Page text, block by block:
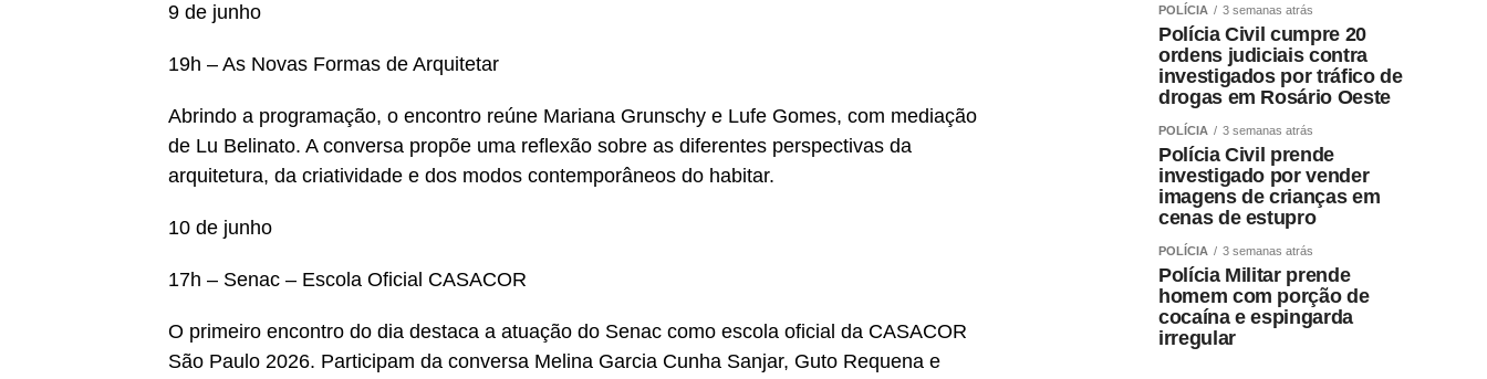
9 de junho
19h – As Novas Formas de Arquitetar
Abrindo a programação, o encontro reúne Mariana Grunschy e Lufe Gomes, com mediação
de Lu Belinato. A conversa propõe uma reflexão sobre as diferentes perspectivas da
arquitetura, da criatividade e dos modos contemporâneos do habitar.
10 de junho
17h – Senac – Escola Oficial CASACOR
O primeiro encontro do dia destaca a atuação do Senac como escola oficial da CASACOR
São Paulo 2026. Participam da conversa Melina Garcia Cunha Sanjar, Guto Requena e
POLÍCIA 3 semanas atrás
Polícia Civil cumpre 20
ordens judiciais contra
investigados por tráfico de
drogas em Rosário Oeste
POLÍCIA 3 semanas atrás
Polícia Civil prende
investigado por vender
imagens de crianças em
cenas de estupro
POLÍCIA 3 semanas atrás
Polícia Militar prende
homem com porção de
cocaína e espingarda
irregular